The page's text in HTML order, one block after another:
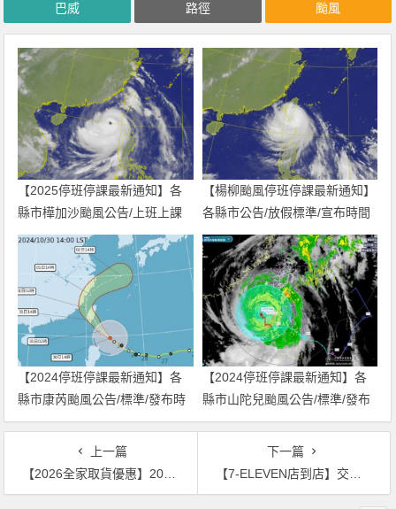
巴威 路徑 颱風
【2025停班停課最新通知】各
縣市樺加沙颱風公告/上班上課
情形/標準一次看！
【楊柳颱風停班停課最新通知】
各縣市公告/放假標準/宣布時間
一次看！
【2024停班停課最新通知】各
縣市康芮颱風公告/標準/發布時
間一次看！
【2024停班停課最新通知】各
縣市山陀兒颱風公告/標準/發布
時間一次看！
上一篇
【2026全家取貨優惠】20元購物金活動時間/領取及使用方式/期限一次看！
下一篇
【7-ELEVEN店到店】交貨便運費優惠/包裝尺寸/寄件教學/包裹查詢一次看！